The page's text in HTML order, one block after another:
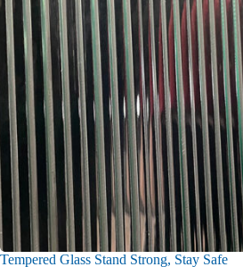
Tempered Glass Stand Strong, Stay Safe